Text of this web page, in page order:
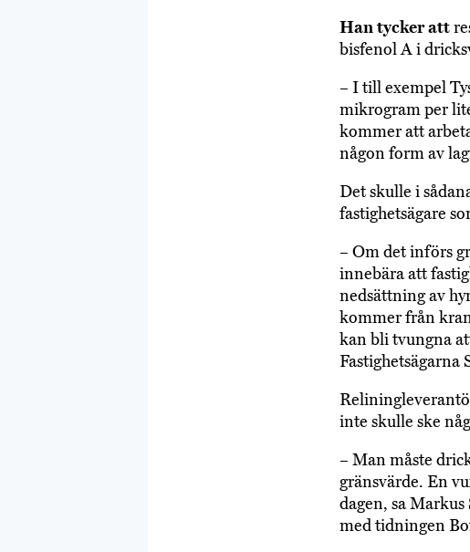
Han tycker att
bisfenol A i
– I till exempel
mikrogram per
kommer att
någon form av
Det skulle i
fastighetsägare
– Om det införs
innebära att
nedsättning av
kommer från
kan bli tvungna
Fastighetsägarna
inte skulle ske
– Man måste
gränsvärde. En
dagen, sa
med tidningen